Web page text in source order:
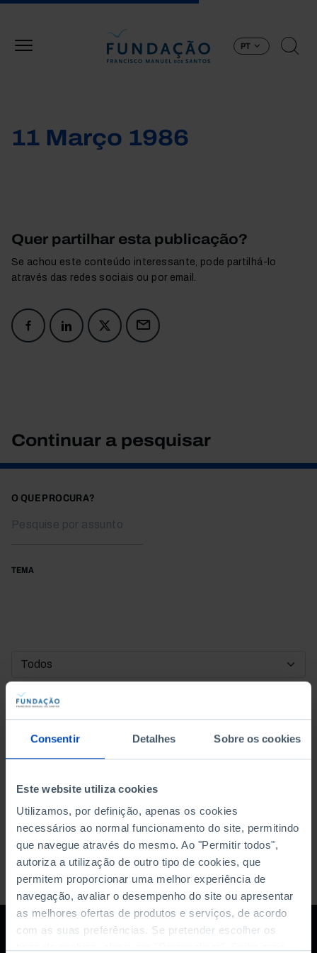
Consentir Detalhes Sobre os cookies
Este website utiliza cookies
Utilizamos, por definição, apenas os cookies
necessários ao normal funcionamento do site, permitindo
que navegue através do mesmo. Ao "Permitir todos",
autoriza a utilização de outro tipo de cookies, que
permitem proporcionar uma melhor experiência de
navegação, avaliar o desempenho do site ou apresentar
as melhores ofertas de produtos e serviços, de acordo
com as suas preferências. Se pretender escolher os
PT
11 Março 1986
Quer partilhar esta publicação?
Se achou este conteúdo interessante, pode partilhá-lo
através das redes sociais ou por email.
Continuar a pesquisar
O QUE PROCURA?
TEMA
DATA DE INÍCIO
DATA DE FIM